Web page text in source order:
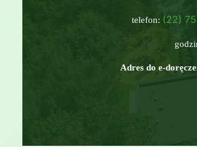
telefon: (22)
Adres do e-